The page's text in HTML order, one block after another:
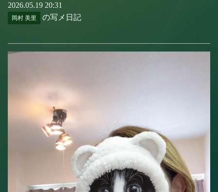
2026.05.19 20:31
岡村 美里 の写メ日記